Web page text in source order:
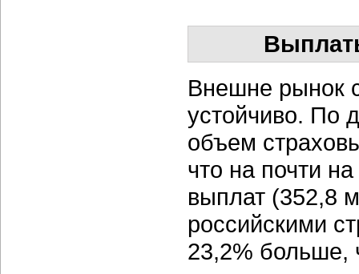
Внешне рынок
устойчиво. По
объем
что на почти
выплат (352,8
российскими
23,2% больше,